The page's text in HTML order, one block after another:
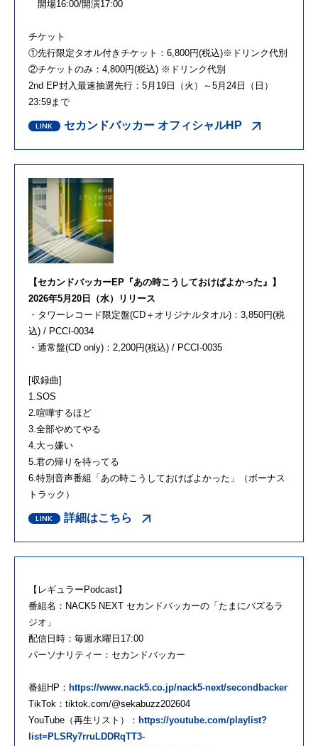
開場16:00/開演17:00
チケット
①先行限定タオル付きチケット：6,800円(税込)※ドリンク代別
②チケットのみ：4,800円(税込) ※ドリンク代別
2nd EP封入最速抽選先行：5月19日（火）～5月24日（日）
23:59まで
セカンドバッカー オフィシャルHP
【セカンドバッカーEP『あの時こうしておけばよかった』】
2026年5月20日（水）リリース
・タワーレコード限定盤(CD＋オリジナルタオル)：3,850円(税
込) / PCCI-0034
・通常盤(CD only)：2,200円(税込) / PCCI-0035
[収録曲]
1.SOS
2.喧嘩するほど
3.全部やめてやる
4.大っ嫌い
5.君の帰りを待ってる
6.特別音声番組「あの時こうしておけばよかった」（ボーナス
トラック）
詳細はこちら
【レギュラーPodcast】
番組名：NACK5 NEXT セカンドバッカーの「たまにバズるラ
ジオ」
配信日時：毎週水曜日17:00
パーソナリティー：セカンドバッカー
番組HP： https://www.nack5.co.jp/nack5-next/secondbacker
TikTok：tiktok.com/@sekabuzz202604
YouTube（再生リスト）： https://youtube.com/playlist?
list=PLSRy7rruLDDRqTT3-